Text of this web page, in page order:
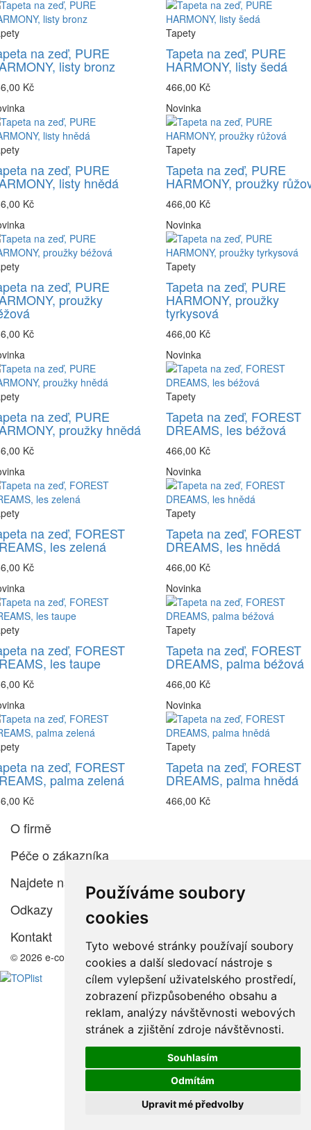
Používáme soubory
cookies
Tyto webové stránky používají soubory
cookies a další sledovací nástroje s
cílem vylepšení uživatelského prostředí,
zobrazení přizpůsobeného obsahu a
reklam, analýzy návštěvnosti webových
stránek a zjištění zdroje návštěvnosti.
Souhlasím
Odmítám
Upravit mé předvolby
na zeď, PURE
listy bronz
Kč
Tapety
Tapeta na zeď, PURE
HARMONY, listy šedá
466,00 Kč
na zeď, PURE
listy hnědá
Kč
Novinka
Tapety
Tapeta na zeď, PURE
HARMONY, proužky
466,00 Kč
na zeď, PURE
proužky
Kč
Novinka
Tapety
Tapeta na zeď, PURE
HARMONY, proužky
tyrkysová
466,00 Kč
na zeď, PURE
proužky hnědá
Kč
Novinka
Tapety
Tapeta na zeď, FOREST
DREAMS, les béžová
466,00 Kč
na zeď, FOREST
les zelená
Kč
Novinka
Tapety
Tapeta na zeď, FOREST
DREAMS, les hnědá
466,00 Kč
na zeď, FOREST
les taupe
Kč
Novinka
Tapety
Tapeta na zeď, FOREST
DREAMS, palma béžová
466,00 Kč
na zeď, FOREST
palma zelená
Kč
Novinka
Tapety
Tapeta na zeď, FOREST
DREAMS, palma hnědá
466,00 Kč
O firmě
Péče o zákazníka
Najdete nás
Odkazy
Kontakt
© 2026 e-color.cz